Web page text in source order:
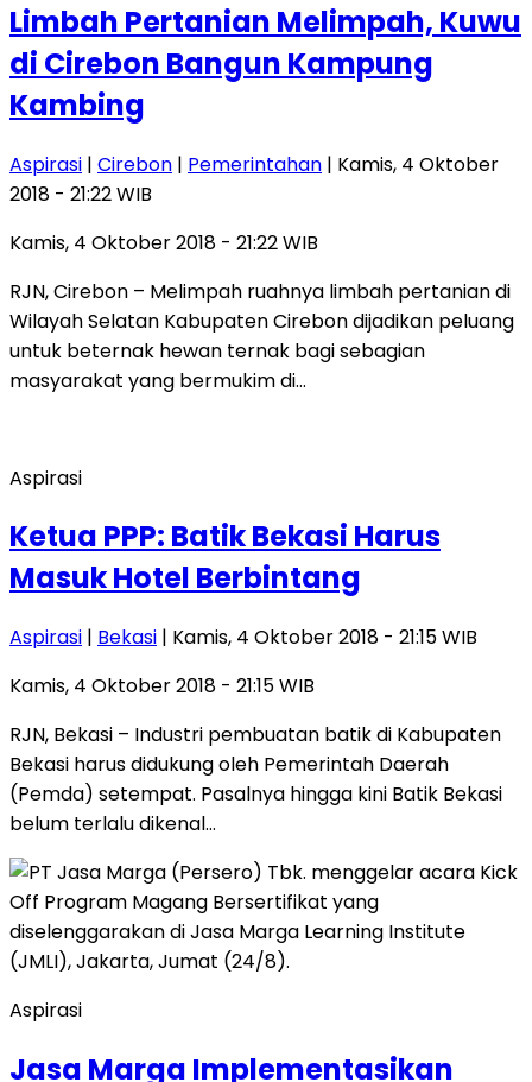
Limbah Pertanian Melimpah, Kuwu
di Cirebon Bangun Kampung
Kambing
Aspirasi | Cirebon | Pemerintahan | Kamis, 4 Oktober
2018 - 21:22 WIB
Kamis, 4 Oktober 2018 - 21:22 WIB
RJN, Cirebon – Melimpah ruahnya limbah pertanian di
Wilayah Selatan Kabupaten Cirebon dijadikan peluang
untuk beternak hewan ternak bagi sebagian
masyarakat yang bermukim di…
Aspirasi
Ketua PPP: Batik Bekasi Harus
Masuk Hotel Berbintang
Aspirasi | Bekasi | Kamis, 4 Oktober 2018 - 21:15 WIB
Kamis, 4 Oktober 2018 - 21:15 WIB
RJN, Bekasi – Industri pembuatan batik di Kabupaten
Bekasi harus didukung oleh Pemerintah Daerah
(Pemda) setempat. Pasalnya hingga kini Batik Bekasi
belum terlalu dikenal…
Aspirasi
Jasa Marga Implementasikan